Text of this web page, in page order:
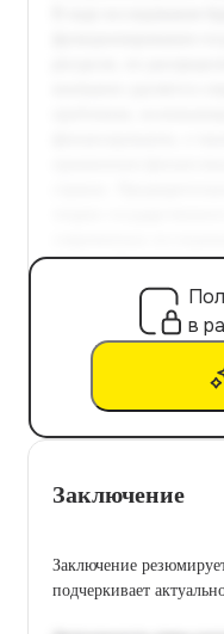
в
Заключение
Заключение
подчеркивает